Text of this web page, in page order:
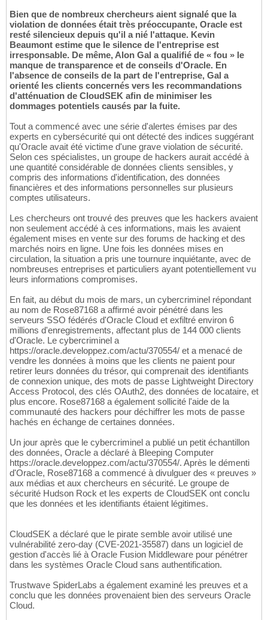
Bien que de nombreux chercheurs aient signalé que la
violation de données était très préoccupante, Oracle est
resté silencieux depuis qu'il a nié l'attaque. Kevin
Beaumont estime que le silence de l'entreprise est
irresponsable. De même, Alon Gal a qualifié de « fou » le
manque de transparence et de conseils d'Oracle. En
l'absence de conseils de la part de l'entreprise, Gal a
orienté les clients concernés vers les recommandations
d'atténuation de CloudSEK afin de minimiser les
dommages potentiels causés par la fuite.
Tout a commencé avec une série d'alertes émises par des
experts en cybersécurité qui ont détecté des indices suggérant
qu'Oracle avait été victime d'une grave violation de sécurité.
Selon ces spécialistes, un groupe de hackers aurait accédé à
une quantité considérable de données clients sensibles, y
compris des informations d'identification, des données
financières et des informations personnelles sur plusieurs
comptes utilisateurs.
Les chercheurs ont trouvé des preuves que les hackers avaient
non seulement accédé à ces informations, mais les avaient
également mises en vente sur des forums de hacking et des
marchés noirs en ligne. Une fois les données mises en
circulation, la situation a pris une tournure inquiétante, avec de
nombreuses entreprises et particuliers ayant potentiellement vu
leurs informations compromises.
En fait, au début du mois de mars, un cybercriminel répondant
au nom de Rose87168 a affirmé avoir pénétré dans les
serveurs SSO fédérés d'Oracle Cloud et exfiltré environ 6
millions d'enregistrements, affectant plus de 144 000 clients
d'Oracle. Le cybercriminel a
https://oracle.developpez.com/actu/370554/ et a menacé de
vendre les données à moins que les clients ne paient pour
retirer leurs données du trésor, qui comprenait des identifiants
de connexion unique, des mots de passe Lightweight Directory
Access Protocol, des clés OAuth2, des données de locataire, et
plus encore. Rose87168 a également sollicité l'aide de la
communauté des hackers pour déchiffrer les mots de passe
hachés en échange de certaines données.
Un jour après que le cybercriminel a publié un petit échantillon
des données, Oracle a déclaré à Bleeping Computer
https://oracle.developpez.com/actu/370554/. Après le démenti
d'Oracle, Rose87168 a commencé à divulguer des « preuves »
aux médias et aux chercheurs en sécurité. Le groupe de
sécurité Hudson Rock et les experts de CloudSEK ont conclu
que les données et les identifiants étaient légitimes.
CloudSEK a déclaré que le pirate semble avoir utilisé une
vulnérabilité zero-day (CVE-2021-35587) dans un logiciel de
gestion d'accès lié à Oracle Fusion Middleware pour pénétrer
dans les systèmes Oracle Cloud sans authentification.
Trustwave SpiderLabs a également examiné les preuves et a
conclu que les données provenaient bien des serveurs Oracle
Cloud.